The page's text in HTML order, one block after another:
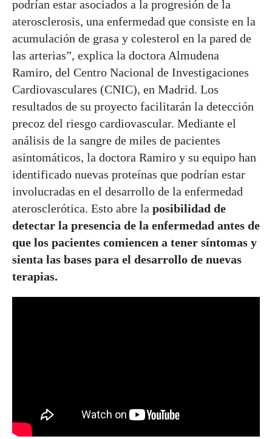
podrían estar asociados a la progresión de la
aterosclerosis, una enfermedad que consiste en la
acumulación de grasa y colesterol en la pared de
las arterias”, explica la doctora Almudena
Ramiro, del Centro Nacional de Investigaciones
Cardiovasculares (CNIC), en Madrid. Los
resultados de su proyecto facilitarán la detección
precoz del riesgo cardiovascular. Mediante el
análisis de la sangre de miles de pacientes
asintomáticos, la doctora Ramiro y su equipo han
identificado nuevas proteínas que podrían estar
involucradas en el desarrollo de la enfermedad
aterosclerótica. Esto abre la posibilidad de
detectar la presencia de la enfermedad antes de
que los pacientes comiencen a tener síntomas y
sienta las bases para el desarrollo de nuevas
terapias.